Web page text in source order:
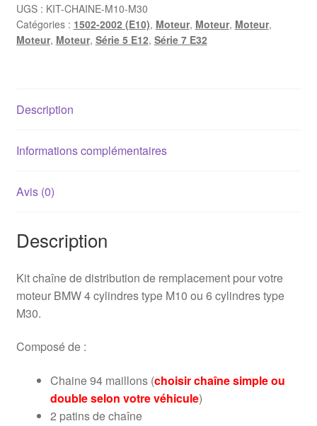
de
distribution
BMW
(E10,
E30,
E28,
E23,
UGS : KIT-CHAINE-M10-M30
Catégories : 1502-2002 (E10), Moteur, Moteur, Moteur,
Moteur, Moteur, Série 5 E12, Série 7 E32
Description
Informations complémentaires
Avis (0)
Description
Kit chaîne de distribution de remplacement pour votre
moteur BMW 4 cylindres type M10 ou 6 cylindres type
M30.
Composé de :
Chaine 94 maillons (choisir chaîne simple ou
double selon votre véhicule)
2 patins de chaîne